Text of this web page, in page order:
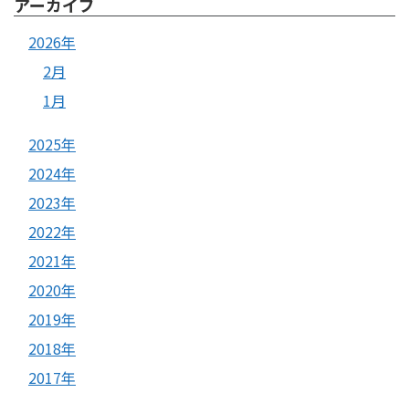
2026年
2月
1月
2025年
2024年
2023年
2022年
2021年
2020年
2019年
2018年
2017年